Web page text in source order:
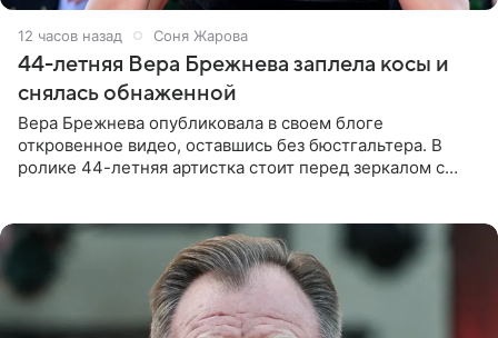
12 часов назад Соня Жарова
44-летняя Вера Брежнева заплела косы и
снялась обнаженной
Вера Брежнева опубликовала в своем блоге
откровенное видео, оставшись без бюстгальтера. В
ролике 44-летняя артистка стоит перед зеркалом с